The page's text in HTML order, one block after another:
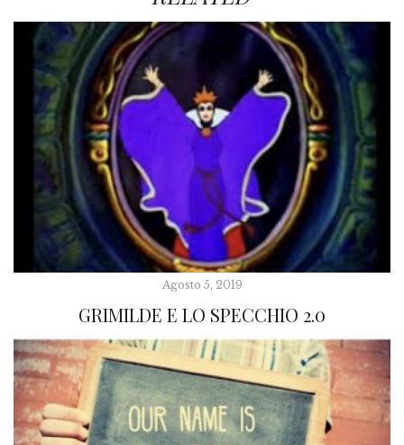
Agosto 5, 2019
GRIMILDE E LO SPECCHIO 2.0